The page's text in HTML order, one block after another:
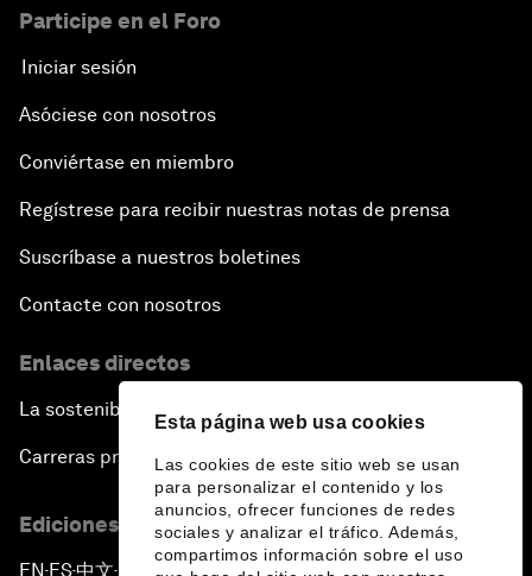
Esta página web usa cookies
Las cookies de este sitio web se usan
para personalizar el contenido y los
anuncios, ofrecer funciones de redes
sociales y analizar el tráfico. Además,
compartimos información sobre el uso
Participe en el Foro
Iniciar sesión
Asóciese con nosotros
Conviértase en miembro
Regístrese para recibir nuestras notas de prensa
Suscríbase a nuestros boletines
Contacte con nosotros
Enlaces directos
La sostenibilidad en el Foro
Carreras profesionales
Ediciones en otros idiomas
EN ▪ES▪中文▪ 日本語